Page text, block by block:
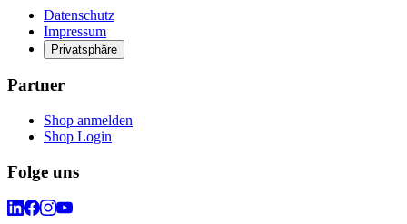
Datenschutz
Impressum
Privatsphäre
Partner
Shop anmelden
Shop Login
Folge uns